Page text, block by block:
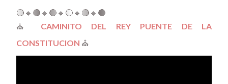
🔴🔹🔴🔹🔴🔹🔴🔹🔴🔹🔴
⛪ CAMINITO DEL REY PUENTE DE LA
CONSTITUCION ⛪